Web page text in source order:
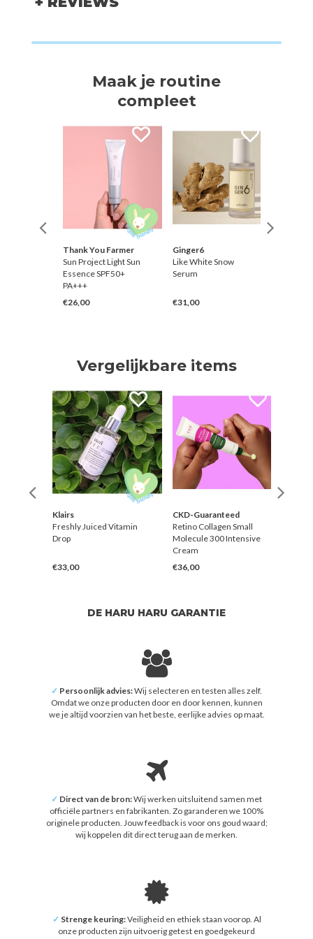
Maak je routine
compleet
Thank You Farmer
Sun Project Light Sun
Essence SPF50+
PA+++
€26,00
Ginger6
Like White Snow
Serum
€31,00
Vergelijkbare items
Klairs
Freshly Juiced Vitamin
Drop
€33,00
CKD-Guaranteed
Retino Collagen Small
Molecule 300 Intensive
Cream
€36,00
DE HARU HARU GARANTIE
✓ Persoonlijk advies:Wij selecteren en testen alles zelf.
Omdat we onze producten door en door kennen, kunnen
we je altijd voorzien van het beste, eerlijke advies op maat.
✓ Direct van de bron:Wij werken uitsluitend samen met
officiële partners en fabrikanten. Zo garanderen we 100%
originele producten. Jouw feedback is voor ons goud waard;
wij koppelen dit direct terug aan de merken.
✓ Strenge keuring:Veiligheid en ethiek staan voorop. Al
onze producten zijn uitvoerig getest en goedgekeurd